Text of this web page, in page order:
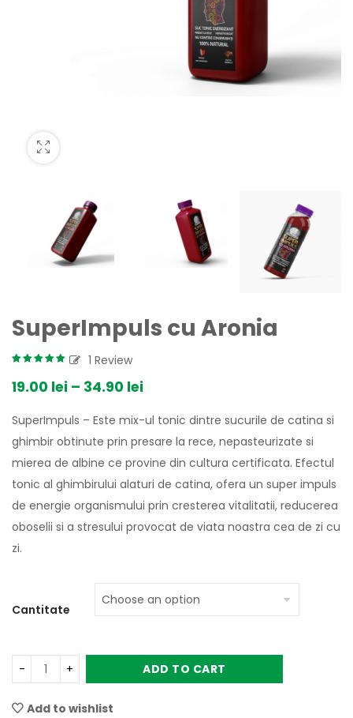
SuperImpuls cu Aronia
of 5
1
customer
rating
1 Review
19.00 lei – 34.90 lei
SuperImpuls – Este mix-ul tonic dintre sucurile de catina si
ghimbir obtinute prin presare la rece, nepasteurizate si
mierea de albine ce provine din cultura certificata. Efectul
tonic al ghimbirului alaturi de catina, ofera un super impuls
de energie organismului prin cresterea vitalitatii, reducerea
oboselii si a stresului provocat de viata noastra cea de zi cu
zi.
Cantitate
ADD TO CART
Add to wishlist